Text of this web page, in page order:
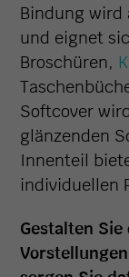
Bindung wird
und eignet
Broschüren,
Softcover
glänzenden
Innenteil
individuellen
Gestalten